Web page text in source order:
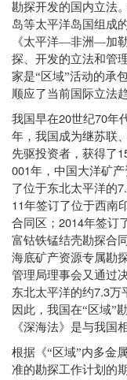
勘探开发的国内立法
岛等太平洋岛国组成
《太平洋—非洲—加
探、开发的立法和管
家是“区域”活动的承
顺应了当前国际立法趋
我国早在20世纪70年
年，我国成为继苏联
先驱投资者，获得了
001年，中国大洋矿
了位于东北太平洋的
11年签订了位于西南
合同区； 2014年签订
富钴铁锰结壳勘探合
海底矿产资源专属勘
管理局理事会又通过
东北太平洋的约7.3万
因此，我国在“区域”
《深海法》是与我国
根据《“区域”内多金
准的勘探工作计划的